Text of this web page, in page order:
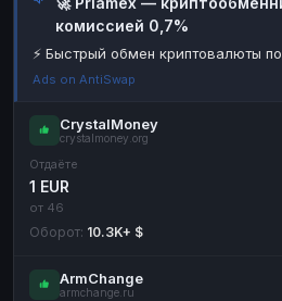
Наличные
Наличные USD
комиссией 0,7%
⚡ Быстрый обмен криптовалюты
Ads on AntiSwap
CrystalMoney
crystalmoney.org
Отдаёте
1 EUR
от 46
Оборот: 10.3K+ $
ArmChange
armchange.ru